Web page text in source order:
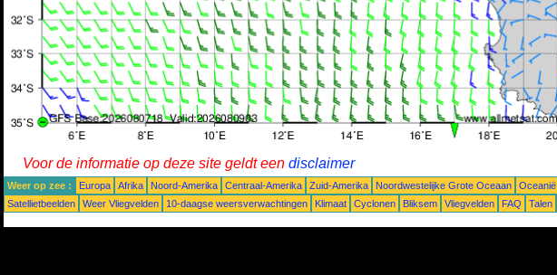
Voor de informatie op deze site geldt een disclaimer
Weer op zee : Europa Afrika Noord-Amerika Centraal-Amerika Zuid-Amerika Noordwestelijke Grote Oceaan Oceanië
Satellietbeelden
Weer Vliegvelden 10-daagse weersverwachtingen Klimaat Cyclonen Bliksem Vliegvelden FAQ Talen